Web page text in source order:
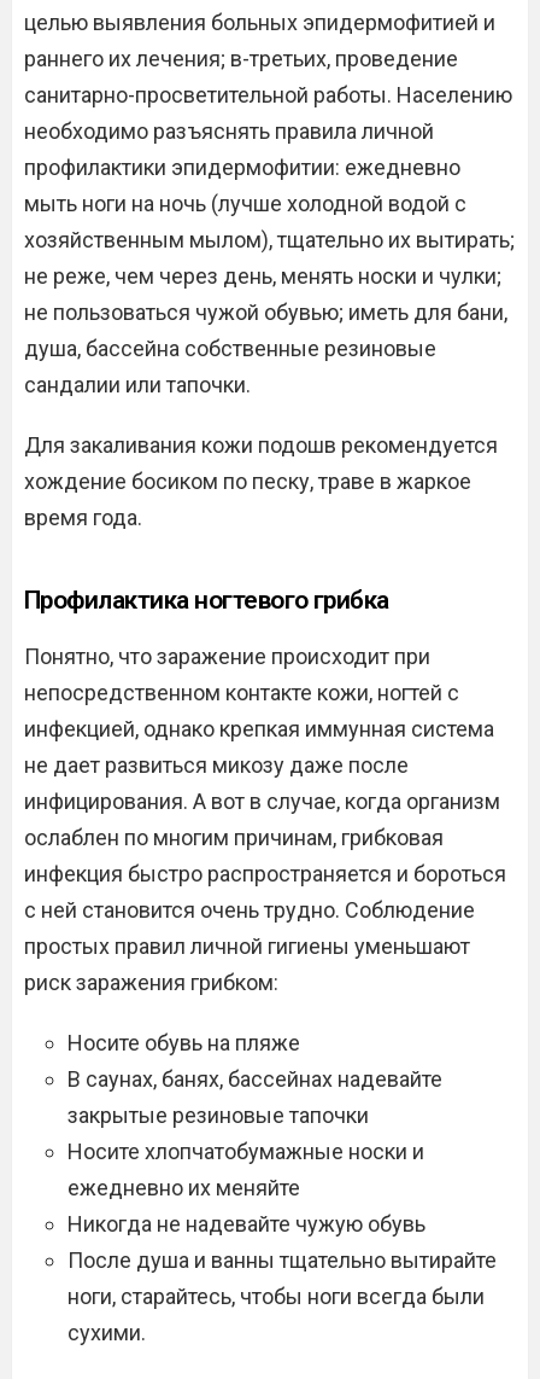
целью выявления больных эпидермофитией и
раннего их лечения; в-третьих, проведение
санитарно-просветительной работы. Населению
необходимо разъяснять правила личной
профилактики эпидермофитии: ежедневно
мыть ноги на ночь (лучше холодной водой с
хозяйственным мылом), тщательно их вытирать;
не реже, чем через день, менять носки и чулки;
не пользоваться чужой обувью; иметь для бани,
душа, бассейна собственные резиновые
сандалии или тапочки.
Для закаливания кожи подошв рекомендуется
хождение босиком по песку, траве в жаркое
время года.
Профилактика ногтевого грибка
Понятно, что заражение происходит при
непосредственном контакте кожи, ногтей с
инфекцией, однако крепкая иммунная система
не дает развиться микозу даже после
инфицирования. А вот в случае, когда организм
ослаблен по многим причинам, грибковая
инфекция быстро распространяется и бороться
с ней становится очень трудно. Соблюдение
простых правил личной гигиены уменьшают
риск заражения грибком:
Носите обувь на пляже
В саунах, банях, бассейнах надевайте
закрытые резиновые тапочки
Носите хлопчатобумажные носки и
ежедневно их меняйте
Никогда не надевайте чужую обувь
После душа и ванны тщательно вытирайте
ноги, старайтесь, чтобы ноги всегда были
сухими.